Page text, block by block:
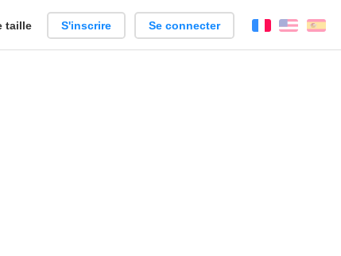
taille S'inscrire Se connecter FrançaisEnglish